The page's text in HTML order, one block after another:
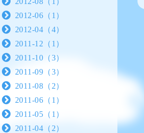
2012-06（1）
2012-04（4）
2011-12（1）
2011-10（3）
2011-09（3）
2011-08（2）
2011-06（1）
2011-05（1）
2011-04（2）